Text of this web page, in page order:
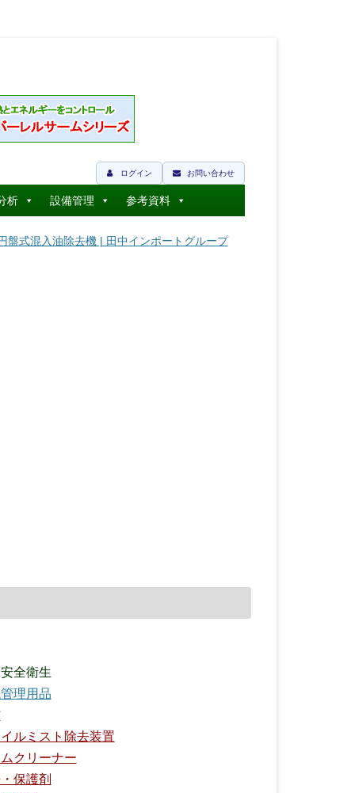
お問い合わせ
ログイン
析 設備管理 参考資料
盤式混入油除去機 | 田中インポートグループ
全衛生
理用品
ルミスト除去装置
クリーナー
保護剤